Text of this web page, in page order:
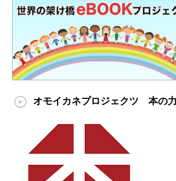
オモイカネプロジェクツ 本の